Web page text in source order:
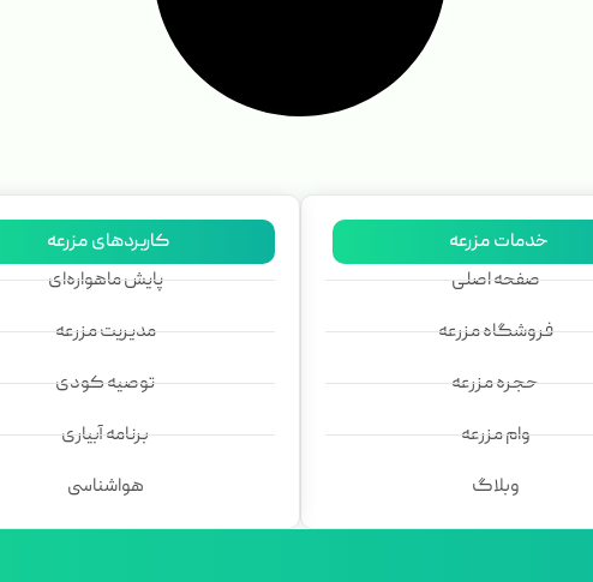
خدمات مزرعه
صفحه اصلی
فروشگاه مزرعه
حجره مزرعه
وام مزرعه
وبلاگ
کاربردهای مزرعه
پایش ماهواره‌ای
مدیریت مزرعه
توصیه کودی
برنامه آبیاری
هواشناسی